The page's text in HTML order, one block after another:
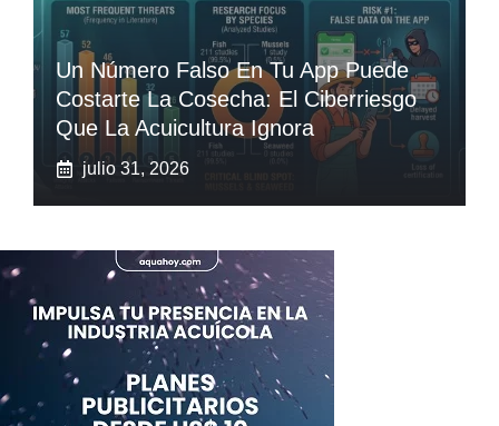
Un Número Falso En Tu App Puede
Costarte La Cosecha: El Ciberriesgo
Que La Acuicultura Ignora
julio 31, 2026